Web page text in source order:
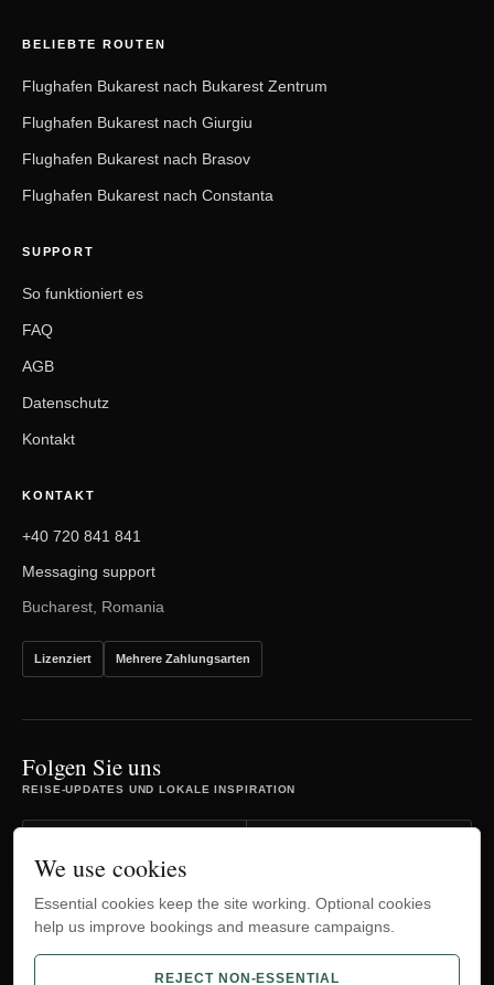
BELIEBTE ROUTEN
Flughafen Bukarest nach Bukarest Zentrum
Flughafen Bukarest nach Giurgiu
Flughafen Bukarest nach Brasov
Flughafen Bukarest nach Constanta
SUPPORT
So funktioniert es
FAQ
AGB
Datenschutz
Kontakt
KONTAKT
+40 720 841 841
Messaging support
Bucharest, Romania
Lizenziert Mehrere Zahlungsarten
Folgen Sie uns
REISE-UPDATES UND LOKALE INSPIRATION
TripAdvisor YouTube
WhatsApp
We use cookies
Essential cookies keep the site working. Optional cookies
help us improve bookings and measure campaigns.
REJECT NON-ESSENTIAL